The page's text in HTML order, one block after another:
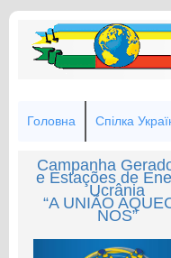
Головна Спілка
Campanha
e Estações de
Ucrânia
“A UNIÃO
NOS”